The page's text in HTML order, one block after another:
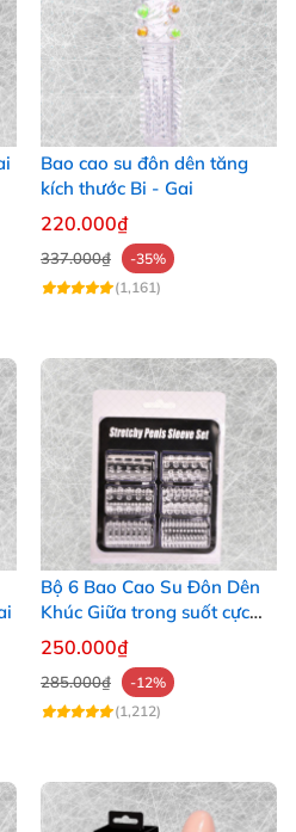
Bao cao su đôn dên tăng
kích thước Bi - Gai
220.000₫
337.000₫
-35%
(1,161)
Bộ 6 Bao Cao Su Đôn Dên
Khúc Giữa trong suốt cực
phê
250.000₫
285.000₫
-12%
(1,212)